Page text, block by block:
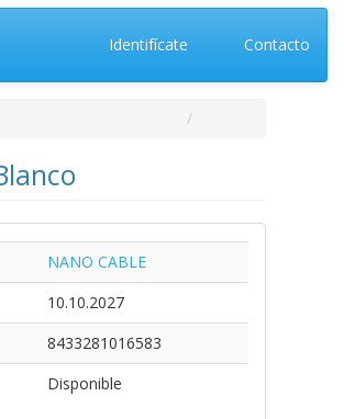
Identifícate Contacto
NANO CABLE
10.10.2027
8433281016583
Disponible